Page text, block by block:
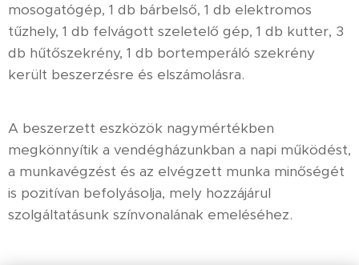
mosogatógép, 1 db bárbelső, 1 db elektromos
tűzhely, 1 db felvágott szeletelő gép, 1 db kutter, 3
db hűtőszekrény, 1 db bortemperáló szekrény
került beszerzésre és elszámolásra.
A beszerzett eszközök nagymértékben
megkönnyítik a vendégházunkban a napi működést,
a munkavégzést és az elvégzett munka minőségét
is pozitívan befolyásolja, mely hozzájárul
szolgáltatásunk színvonalának emeléséhez.